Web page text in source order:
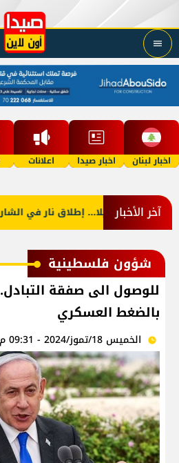
اخبار لبنان اخبار صيدا اعلانات
آخر الأخبارليلا... إطلاق نار في
شؤون فلسطينية
للوصول الى صفقة
بالضغط العسكري
الخميس 18/تموز/2024 - 09:31 م